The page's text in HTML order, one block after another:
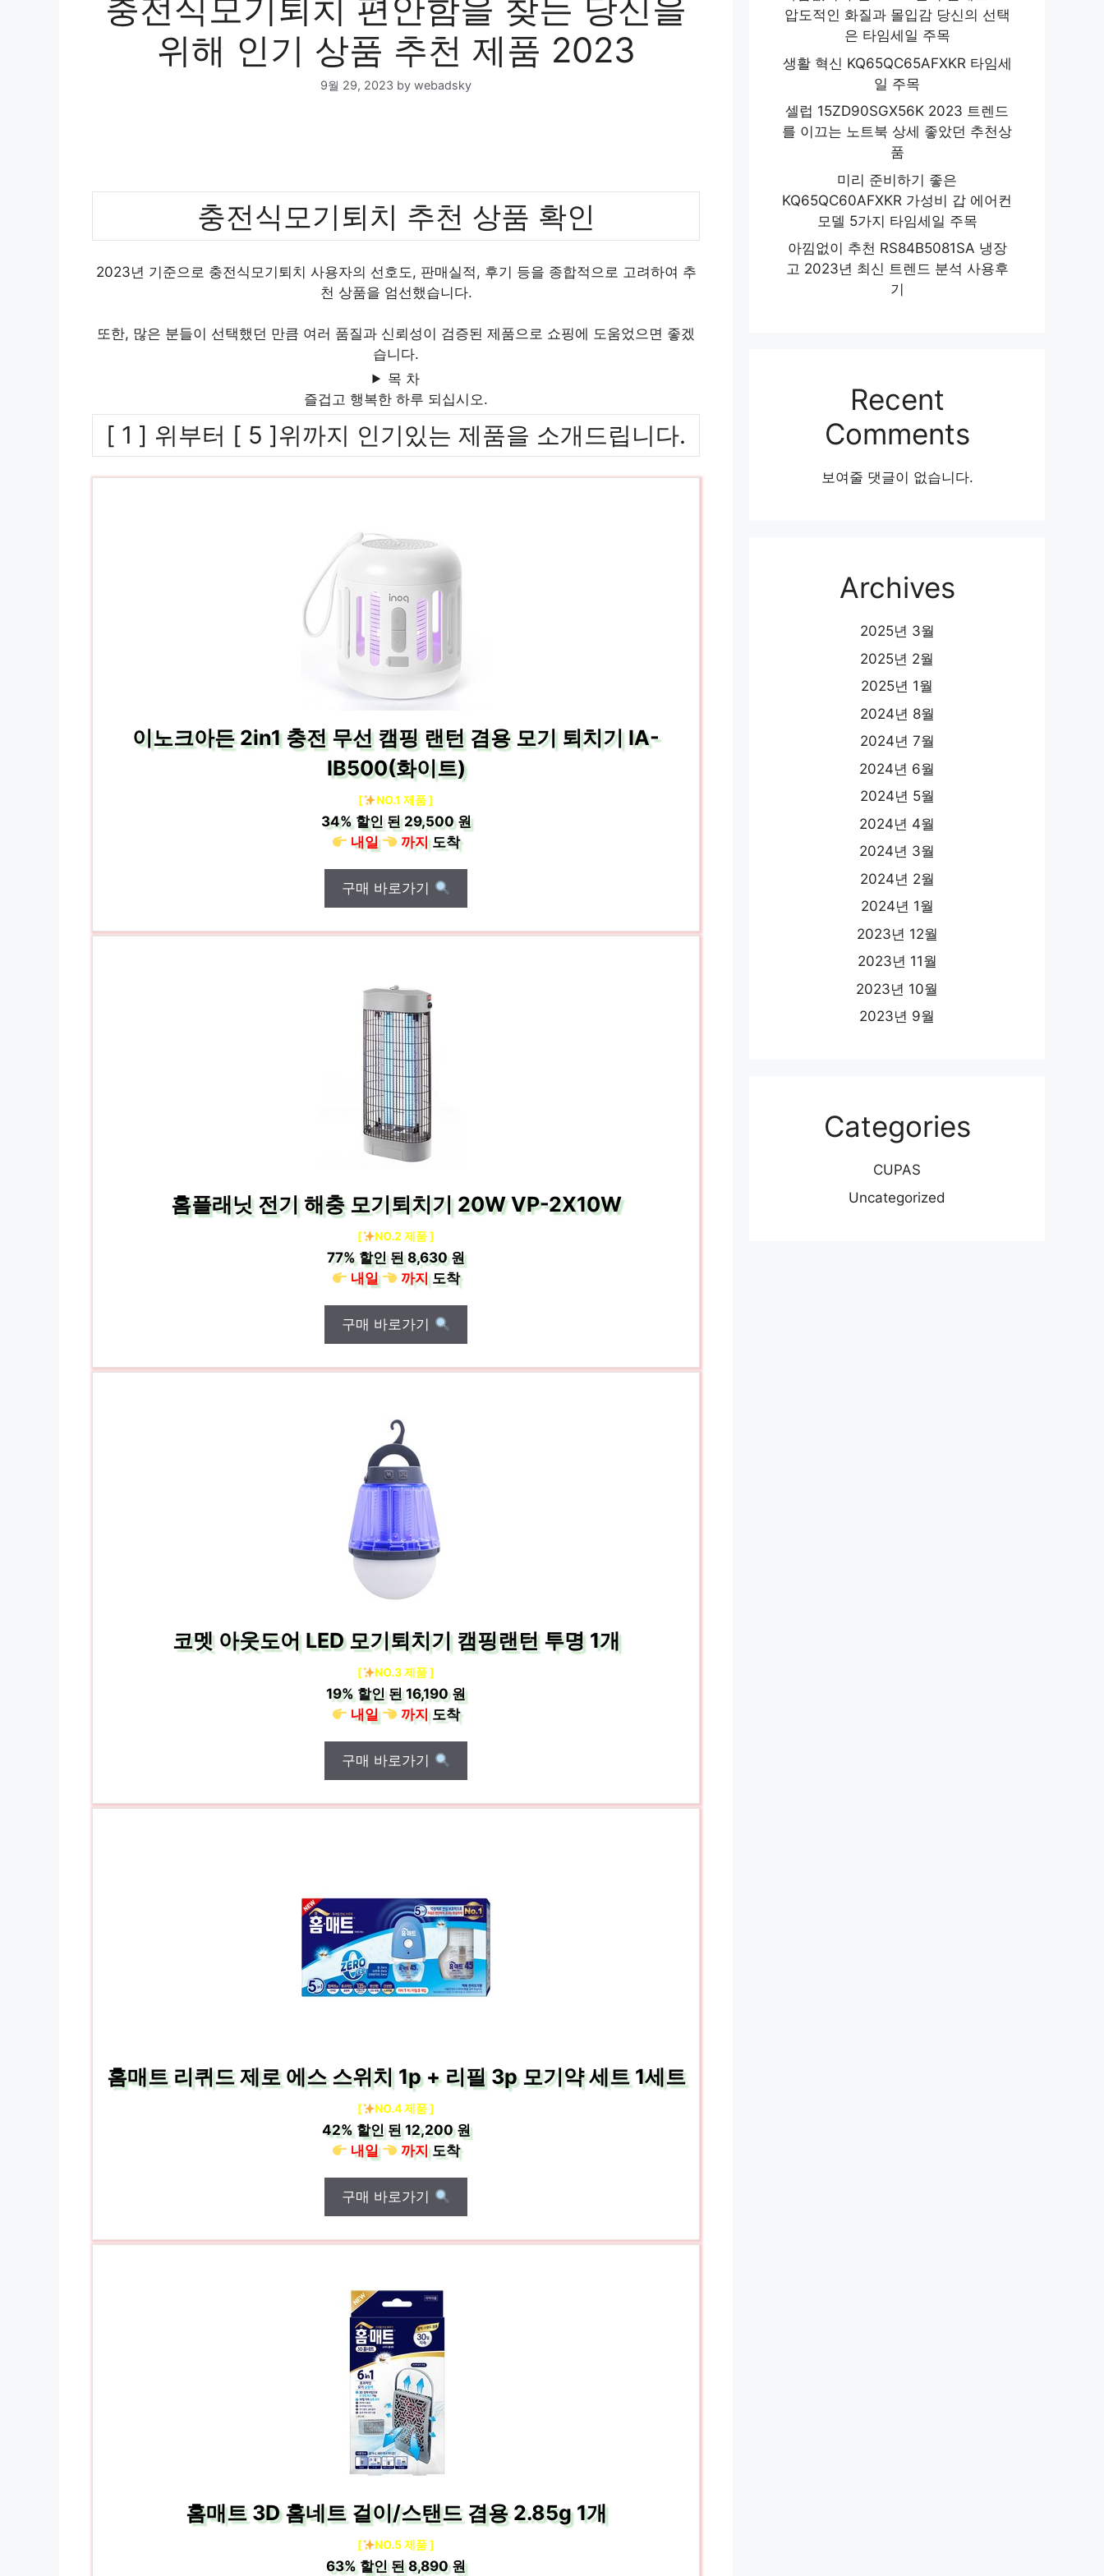
충전식모기퇴치 편안함을 찾는 당신을
위해 인기 상품 추천 제품 2023
9월 29, 2023 by webadsky
충전식모기퇴치 추천 상품 확인
2023년 기준으로 충전식모기퇴치 사용자의 선호도, 판매실적, 후기 등을 종합적으로 고려하여 추
천 상품을 엄선했습니다.
또한, 많은 분들이 선택했던 만큼 여러 품질과 신뢰성이 검증된 제품으로 쇼핑에 도움었으면 좋겠
습니다.
목 차
즐겁고 행복한 하루 되십시오.
[ 1 ] 위부터 [ 5 ]위까지 인기있는 제품을 소개드립니다.
이노크아든 2in1 충전 무선 캠핑 랜턴 겸용 모기 퇴치기 IA-
IB500(화이트)
[ NO.1 제품 ]
34%할인 된29,500 원
내일
까지도착
구매 바로가기
홈플래닛 전기 해충 모기퇴치기 20W VP-2X10W
[ NO.2 제품 ]
77%할인 된8,630 원
내일
까지도착
구매 바로가기
코멧 아웃도어 LED 모기퇴치기 캠핑랜턴 투명 1개
[ NO.3 제품 ]
19%할인 된16,190 원
내일
까지도착
구매 바로가기
홈매트 리퀴드 제로 에스 스위치 1p + 리필 3p 모기약 세트 1세트
[ NO.4 제품 ]
42%할인 된12,200 원
내일
까지도착
구매 바로가기
홈매트 3D 홈네트 걸이/스탠드 겸용 2.85g 1개
[ NO.5 제품 ]
63%할인 된8,890 원
압도적인 화질과 몰입감 당신의 선택
은 타임세일 주목
생활 혁신 KQ65QC65AFXKR 타임세
일 주목
셀럽 15ZD90SGX56K 2023 트렌드
를 이끄는 노트북 상세 좋았던 추천상
품
미리 준비하기 좋은
KQ65QC60AFXKR 가성비 갑 에어컨
모델 5가지 타임세일 주목
아낌없이 추천 RS84B5081SA 냉장
고 2023년 최신 트렌드 분석 사용후
기
Recent
Comments
보여줄 댓글이 없습니다.
Archives
2025년 3월
2025년 2월
2025년 1월
2024년 8월
2024년 7월
2024년 6월
2024년 5월
2024년 4월
2024년 3월
2024년 2월
2024년 1월
2023년 12월
2023년 11월
2023년 10월
2023년 9월
Categories
CUPAS
Uncategorized